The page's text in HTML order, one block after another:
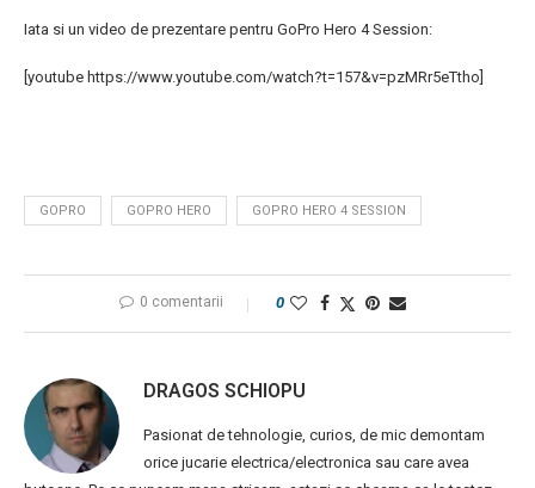
Iata si un video de prezentare pentru GoPro Hero 4 Session:
[youtube https://www.youtube.com/watch?t=157&v=pzMRr5eTtho]
GOPRO GOPRO HERO GOPRO HERO 4 SESSION
0 comentarii 0
DRAGOS SCHIOPU
Pasionat de tehnologie, curios, de mic demontam
orice jucarie electrica/electronica sau care avea